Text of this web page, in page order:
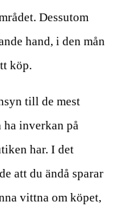
Dessutom
hand, i den mån
köp.
till de mest
inverkan på
har. I det
att du ändå sparar
vittna om köpet,